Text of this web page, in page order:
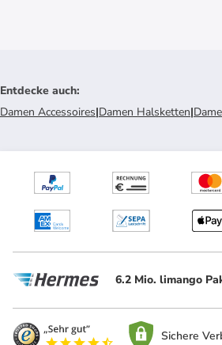
Entdecke auch:
Damen Accessoires|Damen Halsketten|
6.2 Mio. limango
Sichere